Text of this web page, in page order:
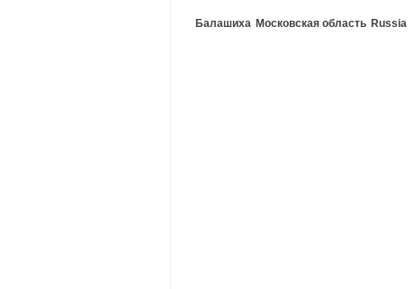
Балашиха Московская область Russia